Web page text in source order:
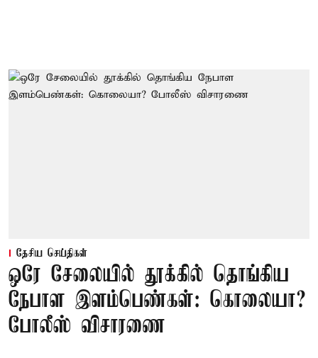
தேசிய செய்திகள்
ஒரே சேலையில் தூக்கில் தொங்கிய
நேபாள இளம்பெண்கள்: கொலையா?
போலீஸ் விசாரணை